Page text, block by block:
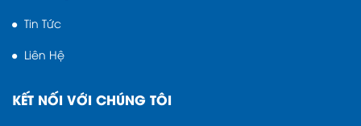
Tin Tức
Liên Hệ
KẾT NỐI VỚI CHÚNG TÔI